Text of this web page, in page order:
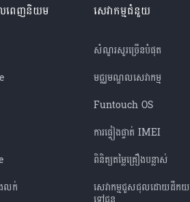
េញនិយម
លក់
សេវាកម្មជំនួយ
សំណួរសួរច្រើនបំផុត
មជ្ឈមណ្ឌល​សេវាកម្ម
Funtouch OS
ការផ្ទៀងផ្ទាត់ IMEI
ពិនិត្យតម្លៃគ្រឿងបន្លាស់
សេវាកម្មជួសជុលដោយដឹក